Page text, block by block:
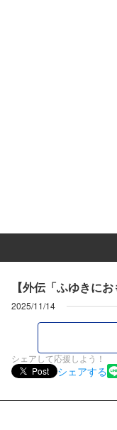
【外伝「ふゆきに
2025/11/14
シェアして応援しよう！
Post
シェアする